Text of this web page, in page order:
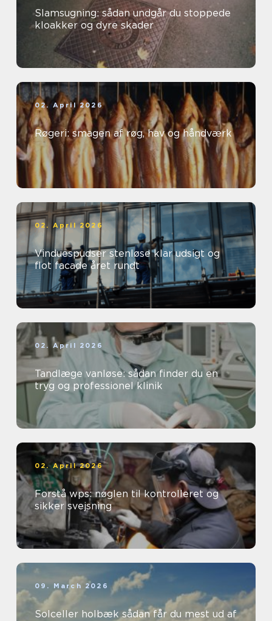
Slamsugning: sådan undgår du stoppede
kloakker og dyre skader
02. April 2026
Røgeri: smagen af røg, hav og håndværk
02. April 2026
Vinduespudser stenløse klar udsigt og
flot facade året rundt
02. April 2026
Tandlæge vanløse: sådan finder du en
tryg og professionel klinik
02. April 2026
Forstå wps: nøglen til kontrolleret og
sikker svejsning
09. March 2026
Solceller holbæk sådan får du mest ud af